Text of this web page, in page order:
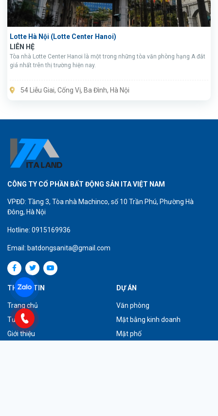
Lotte Hà Nội (Lotte Center Hanoi)
LIÊN HỆ
Tòa nhà Lotte Center Hanoi là một trong những tòa văn phòng hạng A đắt
giá nhất trên thị trường hiện nay.
54 Liễu Giai, Cống Vị, Ba Đình, Hà Nội
CÔNG TY CỔ PHẦN BẤT ĐỘNG SẢN ITA VIỆT NAM
VPĐD: Tầng 3, Tòa nhà Machinco, số 10 Trần Phú, Phường Hà
Đông, Hà Nội
Hotline: 0915169936
Email: batdongsanita@gmail.com
THÔNG TIN
Trang chủ
Tư vấn
Giới thiệu
DỰ ÁN
Văn phòng
Mặt bằng kinh doanh
Mặt phố